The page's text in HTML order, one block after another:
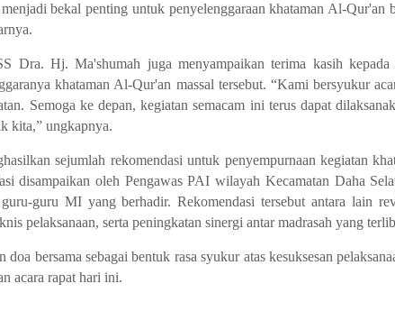
bekal penting untuk penyelenggaraan khataman Al-Qur'an
Dra. Hj. Ma'shumah juga menyampaikan terima kasih kepada
khataman Al-Qur'an massal tersebut. “Kami bersyukur
Semoga ke depan, kegiatan semacam ini terus dapat
kita,” ungkapnya.
sejumlah rekomendasi untuk penyempurnaan kegiatan
disampaikan oleh Pengawas PAI wilayah Kecamatan Daha
guru MI yang berhadir. Rekomendasi tersebut antara lain
pelaksanaan, serta peningkatan sinergi antar madrasah yang
doa bersama sebagai bentuk rasa syukur atas kesuksesan
acara rapat hari ini.